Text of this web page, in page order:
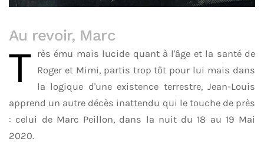
Au revoir, Marc
T rès ému mais lucide quant à l'âge et la santé de
Roger et Mimi, partis trop tôt pour lui mais dans
la logique d'une existence terrestre, Jean-Louis
apprend un autre décès inattendu qui le touche de près
: celui de Marc Peillon, dans la nuit du 18 au 19 Mai
2020.